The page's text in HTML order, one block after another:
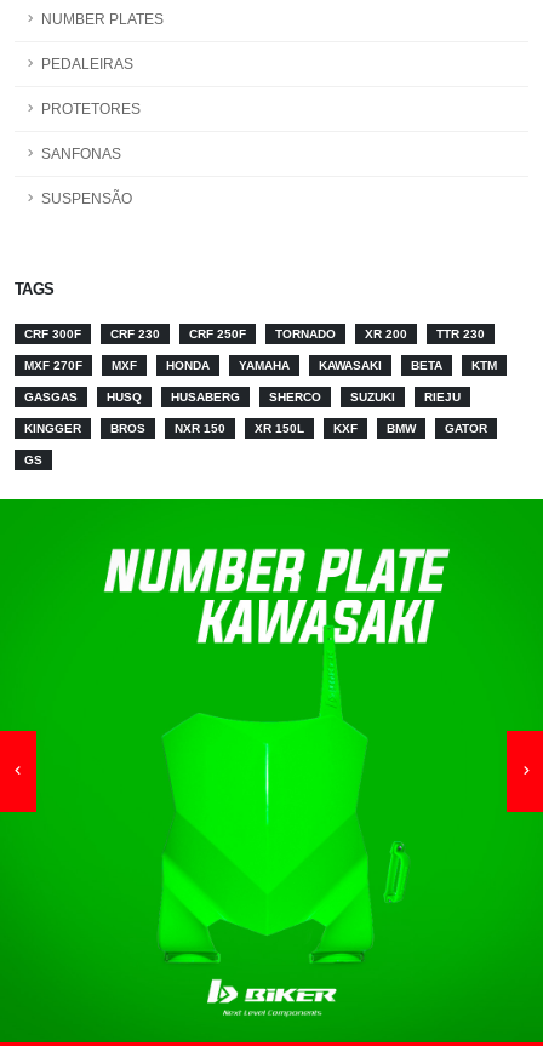
NUMBER PLATES
PEDALEIRAS
PROTETORES
SANFONAS
SUSPENSÃO
TAGS
CRF 300F CRF 230 CRF 250F TORNADO XR 200 TTR 230
MXF 270F MXF HONDA YAMAHA KAWASAKI BETA KTM
GASGAS HUSQ HUSABERG SHERCO SUZUKI RIEJU
KINGGER BROS NXR 150 XR 150L KXF BMW GATOR
GS